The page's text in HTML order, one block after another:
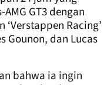
GT3 dengan
Racing’
Gounon, dan Lucas
bahwa ia ingin